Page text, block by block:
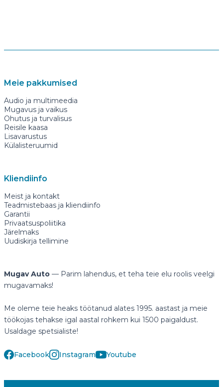
Meie pakkumised
Audio ja multimeedia
Mugavus ja vaikus
Ohutus ja turvalisus
Reisile kaasa
Lisavarustus
Külalisteruumid
Kliendiinfo
Meist ja kontakt
Teadmistebaas ja kliendiinfo
Garantii
Privaatsuspoliitika
Järelmaks
Uudiskirja tellimine
Mugav Auto — Parim lahendus, et teha teie elu roolis veelgi
mugavamaks!
Me oleme teie heaks töötanud alates 1995. aastast ja meie
töökojas tehakse igal aastal rohkem kui 1500 paigaldust.
Usaldage spetsialiste!
Facebook Instagram Youtube